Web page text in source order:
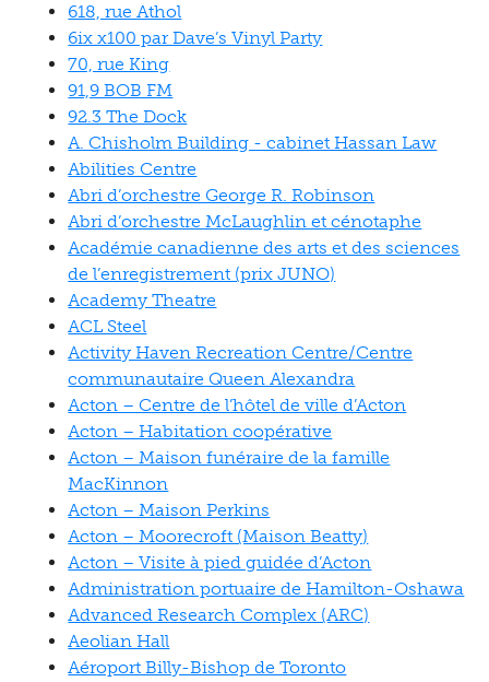
618, rue Athol
6ix x100 par Dave’s Vinyl Party
70, rue King
91,9 BOB FM
92.3 The Dock
A. Chisholm Building - cabinet Hassan Law
Abilities Centre
Abri d’orchestre George R. Robinson
Abri d’orchestre McLaughlin et cénotaphe
Académie canadienne des arts et des sciences
de l’enregistrement (prix JUNO)
Academy Theatre
ACL Steel
Activity Haven Recreation Centre/Centre
communautaire Queen Alexandra
Acton – Centre de l’hôtel de ville d’Acton
Acton – Habitation coopérative
Acton – Maison funéraire de la famille
MacKinnon
Acton – Maison Perkins
Acton – Moorecroft (Maison Beatty)
Acton – Visite à pied guidée d’Acton
Administration portuaire de Hamilton-Oshawa
Advanced Research Complex (ARC)
Aeolian Hall
Aéroport Billy-Bishop de Toronto